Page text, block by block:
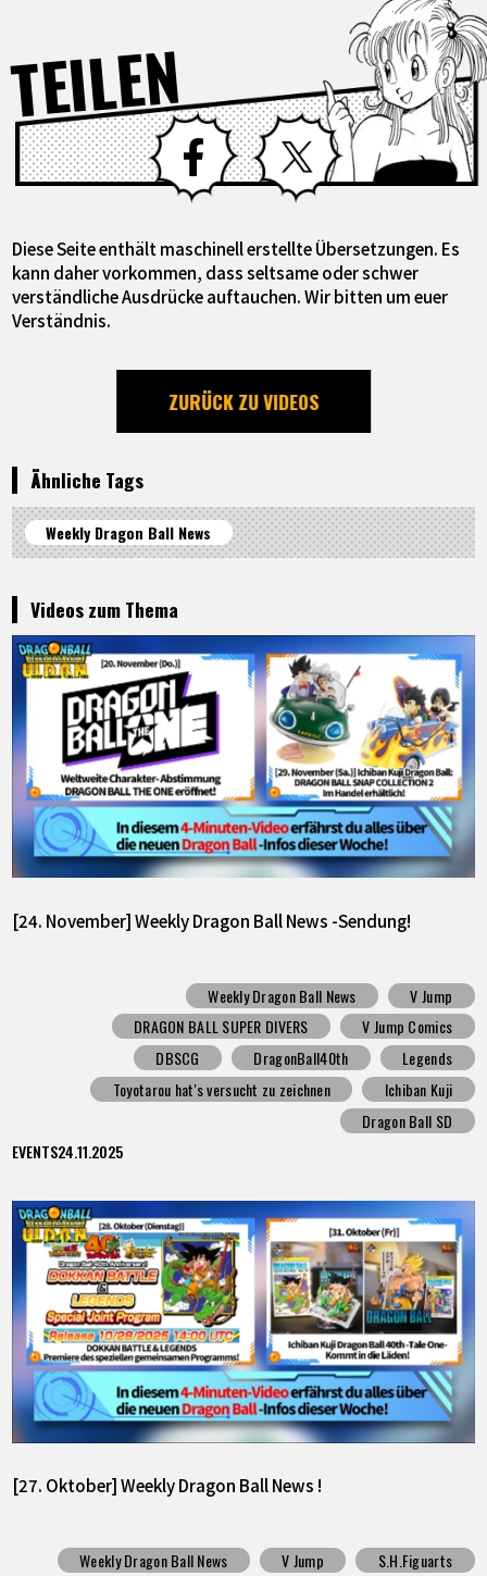
TEILEN Facebook X
Diese Seite enthält maschinell erstellte Übersetzungen. Es
kann daher vorkommen, dass seltsame oder schwer
verständliche Ausdrücke auftauchen. Wir bitten um euer
Verständnis.
ZURÜCK ZU VIDEOS
Ähnliche Tags
Weekly Dragon Ball News
Videos zum Thema
[24. November] Weekly Dragon Ball News -Sendung!
Weekly Dragon Ball News
V Jump
DRAGON BALL SUPER DIVERS
V Jump Comics
DBSCG
DragonBall40th
Legends
Toyotarou hat's versucht zu zeichnen
Ichiban Kuji
Dragon Ball SD
EVENTS24.11.2025
[27. Oktober] Weekly Dragon Ball News !
Weekly Dragon Ball News V Jump
S.H.Figuarts